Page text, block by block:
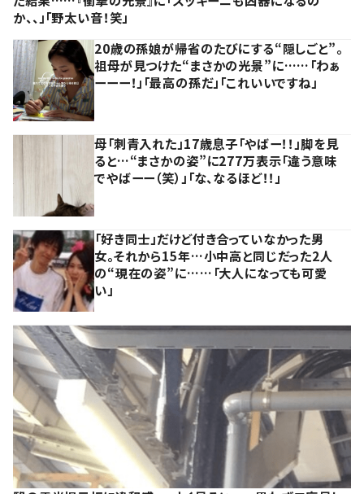
か、、」「野太い音！笑」
20歳の孫娘が帰省のたびにする“隠しごと”。
祖母が見つけた“まさかの光景”に……「わぁ
ーーー！」「最高の孫だ」「これいいですね」
母「刺青入れた」17歳息子「やばー！！」脚を見
ると…“まさかの姿”に277万表示「違う意味
でやばーー（笑）」「な、なるほど！！」
「好き同士」だけど付き合っていなかった男
女。それから15年…小中高と同じだった2人
の“現在の姿”に……「大人になっても可愛
い」